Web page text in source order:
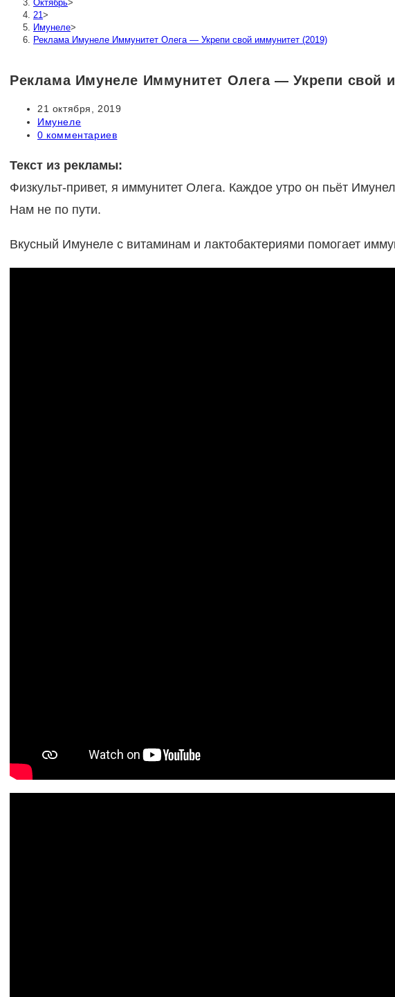
Октябрь>
21 >
Имунеле>
Реклама Имунеле Иммунитет Олега — Укрепи свой иммунитет (2019)
Реклама Имунеле Иммунитет Олега — Укрепи свой
Запись
опубликована:
21 октября, 2019
Рубрика
записи:
Имунеле
Комментарии
записи:
0 комментариев
Текст из рекламы:
Физкульт-привет, я иммунитет Олега. Каждое утро он пьёт
Нам не по пути.
Вкусный Имунеле с витаминам и лактобактериями помогает